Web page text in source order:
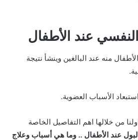
عند الأطفال
منه عند البالغين وينشأ نتيجة
الأسباب العضوية.
من خلالها اهم التفاصيل الخاصة
عند الأطفال .. وما هي أسباب وعلاج